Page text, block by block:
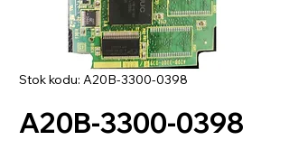
Stok kodu: A20B-3300-0398
A20B-3300-0398